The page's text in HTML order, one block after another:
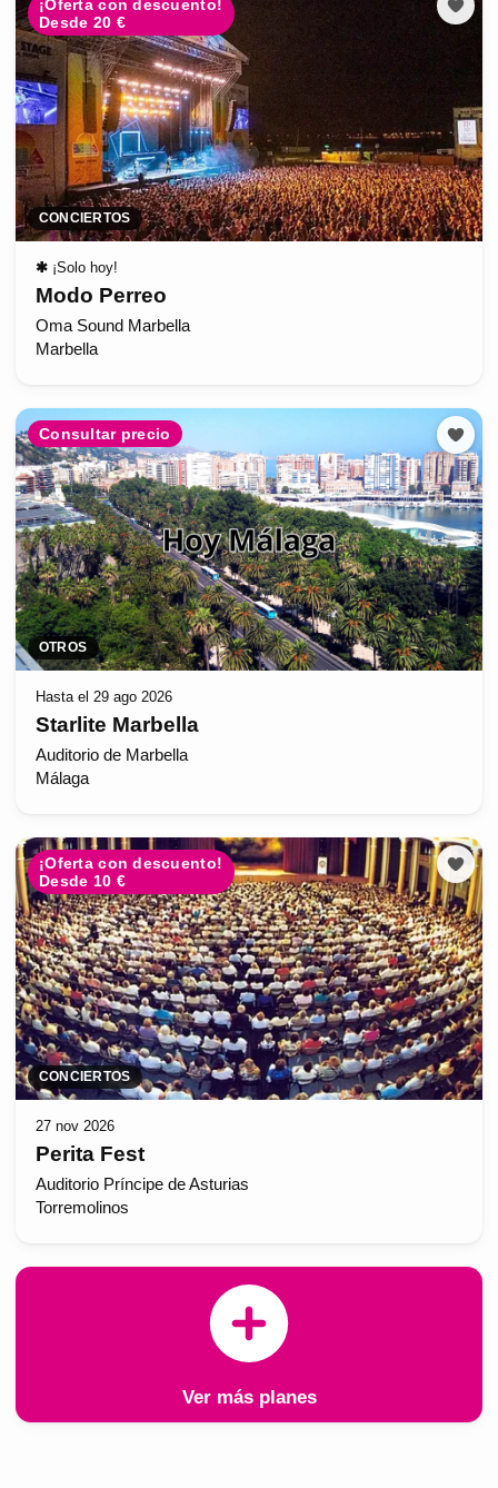
¡Oferta con descuento!
Desde 20 €
CONCIERTOS
✱ ¡Solo hoy!
Modo Perreo
Oma Sound Marbella
Marbella
Consultar precio
OTROS
Hasta el 29 ago 2026
Starlite Marbella
Auditorio de Marbella
Málaga
¡Oferta con descuento!
Desde 10 €
CONCIERTOS
27 nov 2026
Perita Fest
Auditorio Príncipe de Asturias
Torremolinos
Ver más planes